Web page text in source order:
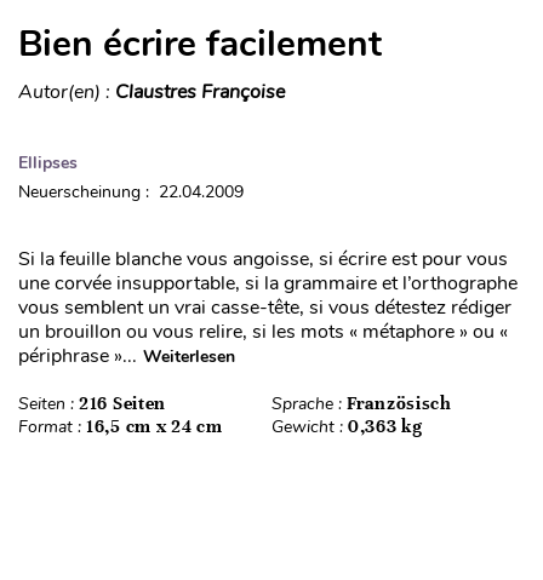
Bien écrire facilement
Autor(en) : Claustres Françoise
Ellipses
Neuerscheinung : 22.04.2009
Si la feuille blanche vous angoisse, si écrire est pour vous
une corvée insupportable, si la grammaire et l’orthographe
vous semblent un vrai casse-tête, si vous détestez rédiger
un brouillon ou vous relire, si les mots « métaphore » ou «
périphrase »... Weiterlesen
Seiten : 216 Seiten Sprache : Französisch
Format : 16,5 cm x 24 cm Gewicht : 0,363 kg